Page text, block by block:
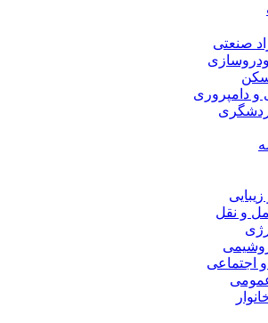
صنعتی
دامپروری
و نقل
اجتماعی